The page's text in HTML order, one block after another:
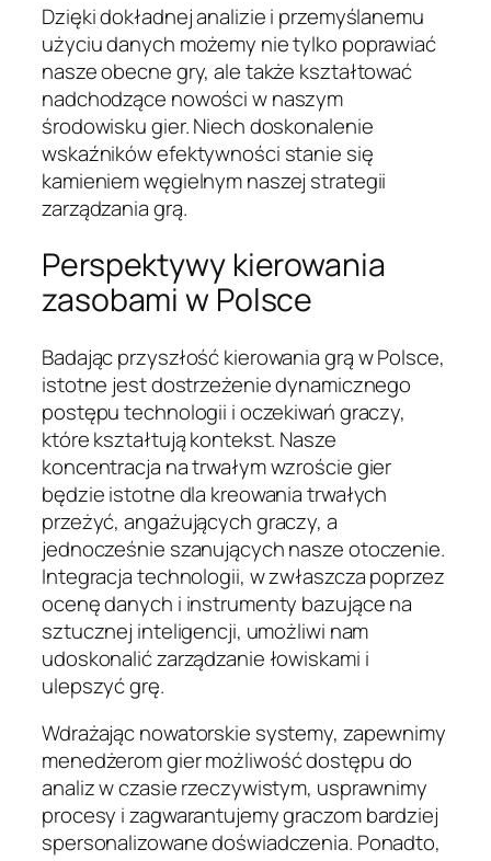
Dzięki dokładnej analizie i przemyślanemu
użyciu danych możemy nie tylko poprawiać
nasze obecne gry, ale także kształtować
nadchodzące nowości w naszym
środowisku gier. Niech doskonalenie
wskaźników efektywności stanie się
kamieniem węgielnym naszej strategii
zarządzania grą.
Perspektywy kierowania
zasobami w Polsce
Badając przyszłość kierowania grą w Polsce,
istotne jest dostrzeżenie dynamicznego
postępu technologii i oczekiwań graczy,
które kształtują kontekst. Nasze
koncentracja na trwałym wzroście gier
będzie istotne dla kreowania trwałych
przeżyć, angażujących graczy, a
jednocześnie szanujących nasze otoczenie.
Integracja technologii, w zwłaszcza poprzez
ocenę danych i instrumenty bazujące na
sztucznej inteligencji, umożliwi nam
udoskonalić zarządzanie łowiskami i
ulepszyć grę.
Wdrażając nowatorskie systemy, zapewnimy
menedżerom gier możliwość dostępu do
analiz w czasie rzeczywistym, usprawnimy
procesy i zagwarantujemy graczom bardziej
spersonalizowane doświadczenia. Ponadto,